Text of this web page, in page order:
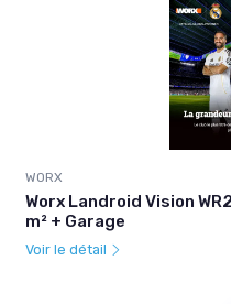
WORX
Worx Landroid Vision
m² + Garage
Voir le détail